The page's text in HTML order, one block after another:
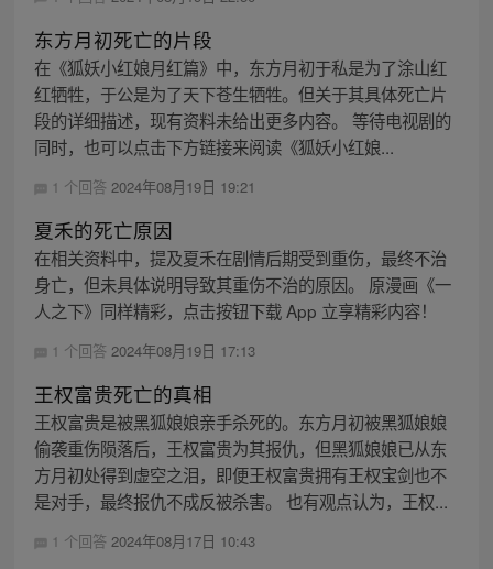
东方月初死亡的片段
在《狐妖小红娘月红篇》中，东方月初于私是为了涂山红
红牺牲，于公是为了天下苍生牺牲。但关于其具体死亡片
段的详细描述，现有资料未给出更多内容。 等待电视剧的
同时，也可以点击下方链接来阅读《狐妖小红娘...
1 个回答 2024年08月19日 19:21
夏禾的死亡原因
在相关资料中，提及夏禾在剧情后期受到重伤，最终不治
身亡，但未具体说明导致其重伤不治的原因。 原漫画《一
人之下》同样精彩，点击按钮下载 App 立享精彩内容！
1 个回答 2024年08月19日 17:13
王权富贵死亡的真相
王权富贵是被黑狐娘娘亲手杀死的。东方月初被黑狐娘娘
偷袭重伤陨落后，王权富贵为其报仇，但黑狐娘娘已从东
方月初处得到虚空之泪，即便王权富贵拥有王权宝剑也不
是对手，最终报仇不成反被杀害。 也有观点认为，王权...
1 个回答 2024年08月17日 10:43